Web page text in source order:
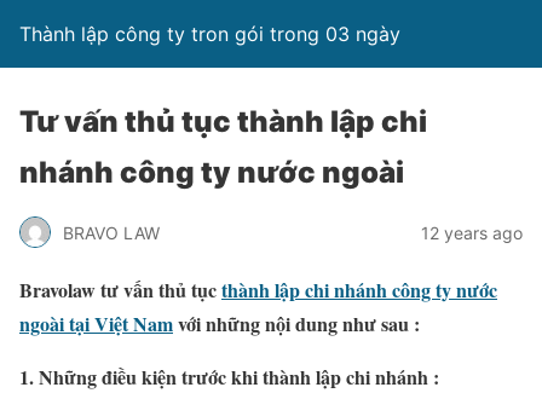
Thành lập công ty tron gói trong 03 ngày
Tư vấn thủ tục thành lập chi
nhánh công ty nước ngoài
BRAVO LAW 12 years ago
Bravolaw tư vấn thủ tụcthành lập chi nhánh công ty nước
ngoài tại Việt Namvới những nội dung như sau :
1. Những điều kiện trước khi thành lập chi nhánh :